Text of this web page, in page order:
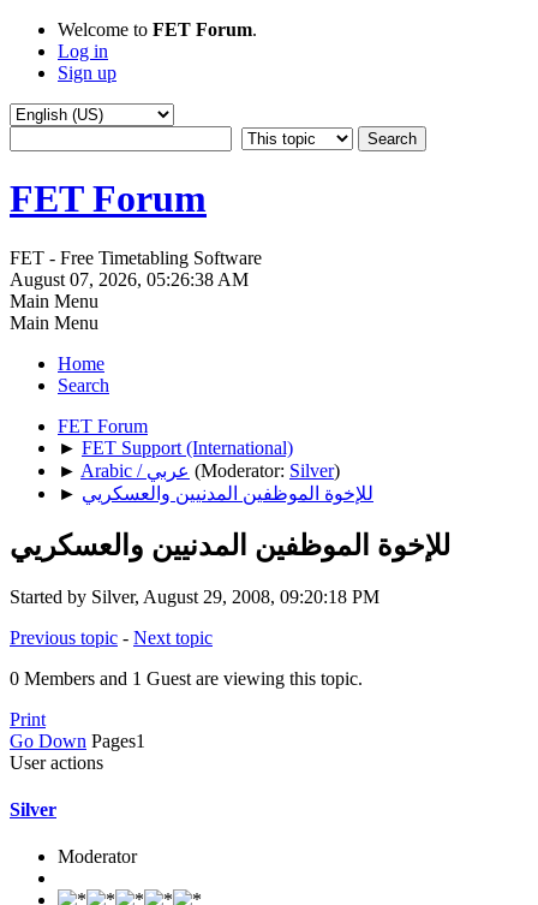
Welcome to FET Forum.
Log in
Sign up
FET Forum
FET - Free Timetabling Software
August 07, 2026, 05:26:38 AM
Main Menu
Main Menu
Home
Search
FET Forum
► FET Support (International)
►
Arabic / عربي (Moderator: Silver)
► للإخوة الموظفين المدنيين والعسكريي
للإخوة الموظفين المدنيين والعسكريي
Started by Silver, August 29, 2008, 09:20:18 PM
Previous topic - Next topic
0 Members and 1 Guest are viewing this topic.
Print
Go Down Pages1
User actions
Silver
Moderator